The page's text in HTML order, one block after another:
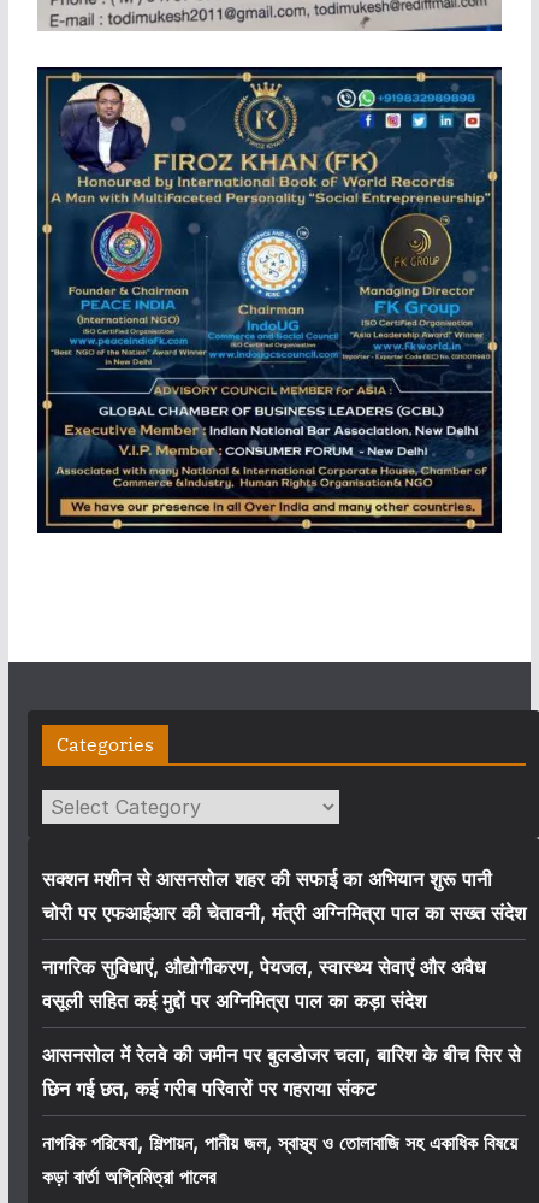
Categories
Categories
सक्शन मशीन से आसनसोल शहर की सफाई का अभियान शुरू पानी
चोरी पर एफआईआर की चेतावनी, मंत्री अग्निमित्रा पाल का सख्त संदेश
नागरिक सुविधाएं, औद्योगीकरण, पेयजल, स्वास्थ्य सेवाएं और अवैध
वसूली सहित कई मुद्दों पर अग्निमित्रा पाल का कड़ा संदेश
आसनसोल में रेलवे की जमीन पर बुलडोजर चला, बारिश के बीच सिर से
छिन गई छत, कई गरीब परिवारों पर गहराया संकट
নাগরিক পরিষেবা, শিল্পায়ন, পানীয় জল, স্বাস্থ্য ও তোলাবাজি সহ একাধিক বিষয়ে
কড়া বার্তা অগ্নিমিত্রা পালের